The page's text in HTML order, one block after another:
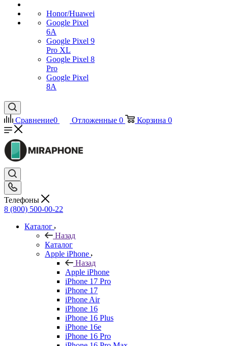
Honor/Huawei
Google Pixel
6A
Google Pixel 9
Pro XL
Google Pixel 8
Pro
Google Pixel
8A
Сравнение0 Отложенные 0 Корзина 0
Телефоны
8 (800) 500-00-22
Каталог
Назад
Каталог
Apple iPhone
Назад
Apple iPhone
iPhone 17 Pro
iPhone 17
iPhone Air
iPhone 16
iPhone 16 Plus
iPhone 16e
iPhone 16 Pro